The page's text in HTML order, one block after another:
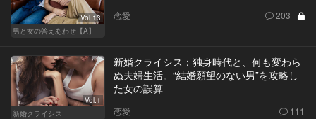
Vol.13
男と女の答えあわせ【A】
恋愛 203
Vol.1
新婚クライシス
新婚クライシス：独身時代と、何も変わら
ぬ夫婦生活。“結婚願望のない男”を攻略し
た女の誤算
恋愛 111